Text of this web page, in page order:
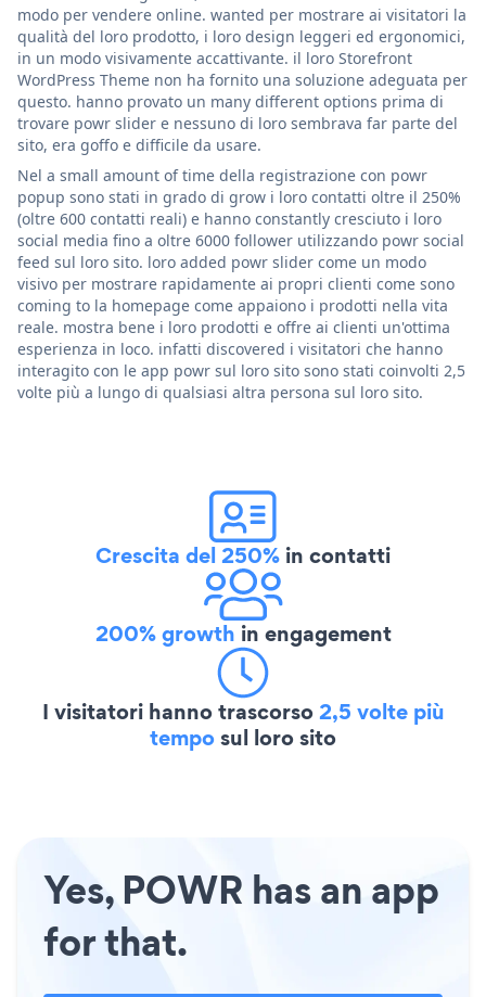
modo per vendere online. wanted per mostrare ai visitatori la
qualità del loro prodotto, i loro design leggeri ed ergonomici,
in un modo visivamente accattivante. il loro Storefront
WordPress Theme non ha fornito una soluzione adeguata per
questo. hanno provato un many different options prima di
trovare powr slider e nessuno di loro sembrava far parte del
sito, era goffo e difficile da usare.
Nel a small amount of time della registrazione con powr
popup sono stati in grado di grow i loro contatti oltre il 250%
(oltre 600 contatti reali) e hanno constantly cresciuto i loro
social media fino a oltre 6000 follower utilizzando powr social
feed sul loro sito. loro added powr slider come un modo
visivo per mostrare rapidamente ai propri clienti come sono
coming to la homepage come appaiono i prodotti nella vita
reale. mostra bene i loro prodotti e offre ai clienti un'ottima
esperienza in loco. infatti discovered i visitatori che hanno
interagito con le app powr sul loro sito sono stati coinvolti 2,5
volte più a lungo di qualsiasi altra persona sul loro sito.
Crescita del 250% in contatti
200% growth in engagement
I visitatori hanno trascorso2,5 volte più
temposul loro sito
Yes, POWR has an app
for that.